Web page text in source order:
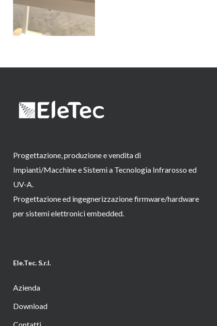
Progettazione, produzione e vendita di
Impianti/Macchine e Sistemi a Tecnologia Infrarosso ed
UV-A.
Progettazione ed ingegnerizzazione firmware/hardware
per sistemi elettronici embedded.
Ele.Tec. S.r.l.
Azienda
Download